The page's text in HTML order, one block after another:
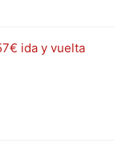
ida y vuelta